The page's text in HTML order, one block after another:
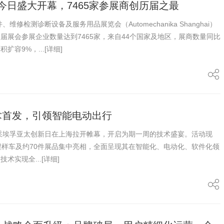
日盛大开幕，7465家参展商创历届之最
维修检测诊断设备及服务用品展览会（Automechanika Shanghai）
展会参展企业数量达到7465家，来自44个国家及地区，展商数量同比
扩容9%，... [详细]
发，引领智能电动出行
孚亚太创新日在上海拉开帷幕，开启为期一周的技术盛宴。活动现
车及约70件展品集中亮相，全面呈现其在智能化、电动化、软件化领
术实现全... [详细]